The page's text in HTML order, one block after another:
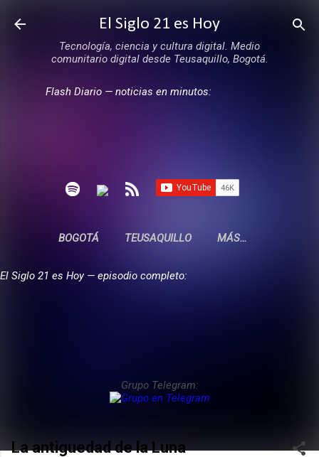
Ir al contenido principal
El Siglo 21 es Hoy
Tecnología, ciencia y cultura digital. Medio
comunitario digital desde Teusaquillo, Bogotá.
Flash Diario — noticias en minutos:
BOGOTÁ TEUSAQUILLO MÁS…
El Siglo 21 es Hoy — episodio completo:
Grupo Telegram:
La antiguedad de la Luna